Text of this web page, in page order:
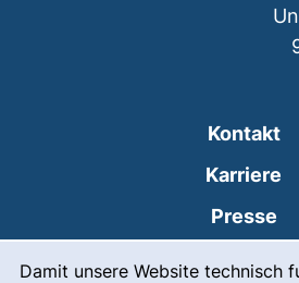
Damit unsere Website technisch
Kontakt
Karriere
Presse